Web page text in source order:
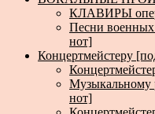
КЛАВИРЫ опер
Песни
нот]
Концертмейстеру
Музыкальному
нот]